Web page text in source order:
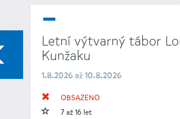
Letní výtvarný tábor
Kunžaku
1.8.2026 až 10.8.2026
OBSAZENO
7 až 16 let
PŘEDCHOZÍ